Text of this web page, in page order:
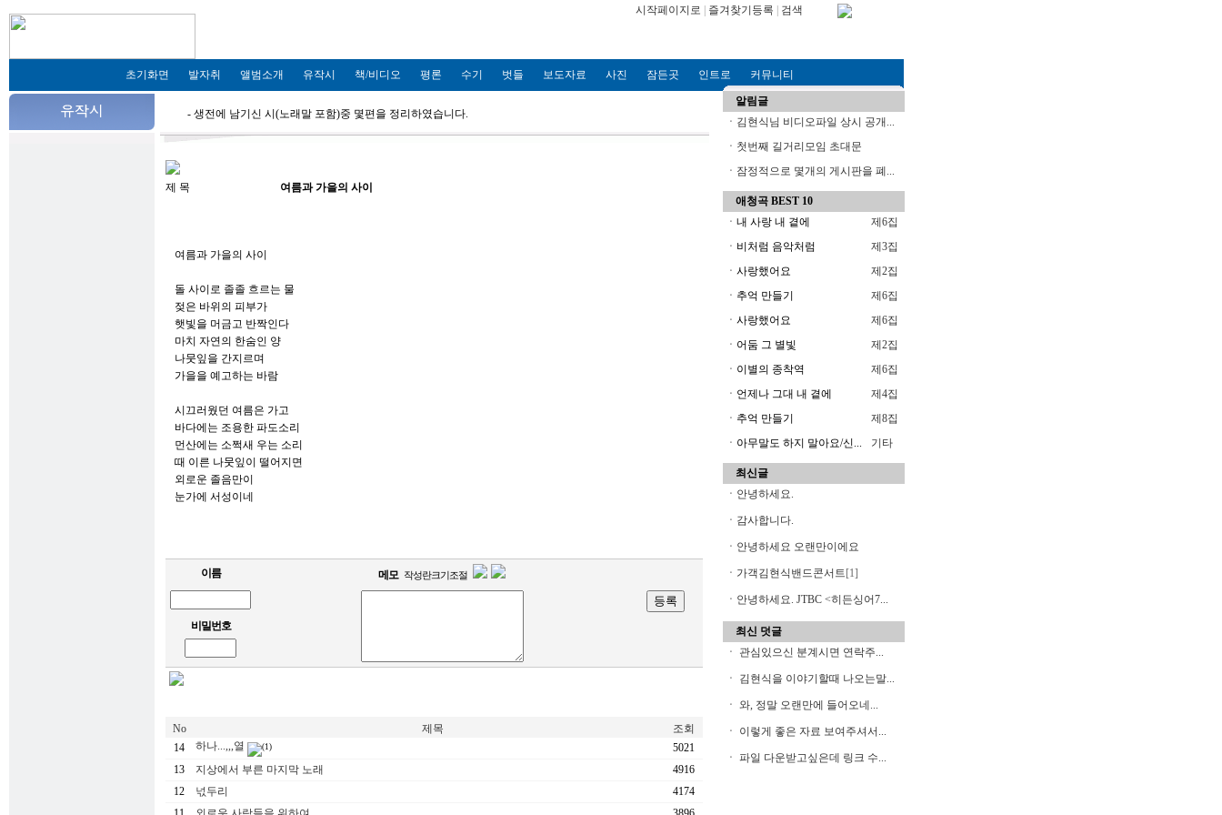
시작페이지로 즐겨찾기등록 검색
초기화면 발자취 앨범소개 유작시 책/비디오 평론 수기 벗들 보도자료 사진 잠든곳 인트로 커뮤니티
- 생전에 남기신 시(노래말 포함)중 몇편을 정리하였습니다.
제 목 여름과 가을의 사이
여름과 가을의 사이
돌 사이로 졸졸 흐르는 물
젖은 바위의 피부가
햇빛을 머금고 반짝인다
마치 자연의 한숨인 양
나뭇잎을 간지르며
가을을 예고하는 바람
시끄러웠던 여름은 가고
바다에는 조용한 파도소리
먼산에는 소쩍새 우는 소리
때 이른 나뭇잎이 떨어지면
외로운 졸음만이
눈가에 서성이네
이름 메모 작성란크기조절
비밀번호
No 제목
조회
14
하나...,,,열 (1)
5021
13
지상에서 부른 마지막 노래
4916
12
넋두리
4174
알림글
ㆍ 김현식님 비디오파일 상시 공개...
ㆍ 첫번째 길거리모임 초대문
ㆍ 잠정적으로 몇개의 게시판을 폐...
애청곡 BEST 10
ㆍ내 사랑 내 곁에
제6집
ㆍ비처럼 음악처럼
제3집
ㆍ사랑했어요
제2집
ㆍ추억 만들기
제6집
ㆍ사랑했어요
제6집
ㆍ어둠 그 별빛
제2집
ㆍ이별의 종착역
제6집
ㆍ언제나 그대 내 곁에
제4집
ㆍ추억 만들기
제8집
ㆍ아무말도 하지 말아요/신...
기타
최신글
ㆍ 안녕하세요.
ㆍ 감사합니다.
ㆍ 안녕하세요 오랜만이에요
ㆍ 가객김현식밴드콘서트 [1]
ㆍ 안녕하세요. JTBC <히든싱어7...
최신 덧글
ㆍ
관심있으신 분계시면 연락주...
ㆍ 김현식을 이야기할때 나오는말...
ㆍ 와, 정말 오랜만에 들어오네...
ㆍ 이렇게 좋은 자료 보여주셔서...
ㆍ 파일 다운받고싶은데 링크 수...